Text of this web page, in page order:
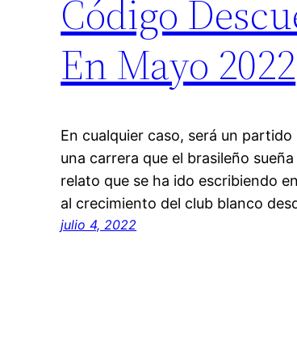
Código
En Mayo 2022
En cualquier caso, será un
una carrera que el brasileño
relato que se ha ido escribiendo
al crecimiento del club blanco
julio 4, 2022